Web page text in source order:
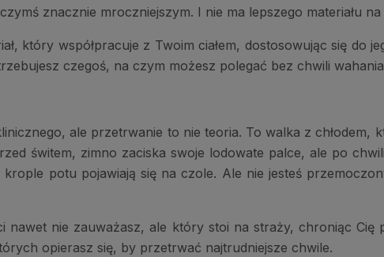
znacznie mroczniejszym. I nie ma lepszego materiału
który współpracuje z Twoim ciałem, dostosowując się do
czegoś, na czym możesz polegać bez chwili
ale przetrwanie to nie teoria. To walka z
świtem, zimno zaciska swoje lodowate palce, ale po
potu pojawiają się na czole. Ale nie jesteś
nawet nie zauważasz, ale który stoi na straży, chroniąc Cię
opierasz się, by przetrwać najtrudniejsze chwile.